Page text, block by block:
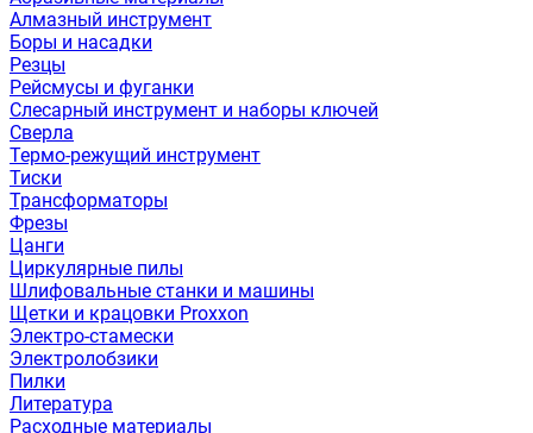
Алмазный инструмент
Боры и насадки
Резцы
Рейсмусы и фуганки
Слесарный инструмент и наборы ключей
Сверла
Термо-режущий инструмент
Тиски
Трансформаторы
Фрезы
Цанги
Циркулярные пилы
Шлифовальные станки и машины
Щетки и крацовки Proxxon
Электро-стамески
Электролобзики
Пилки
Литература
Расходные материалы